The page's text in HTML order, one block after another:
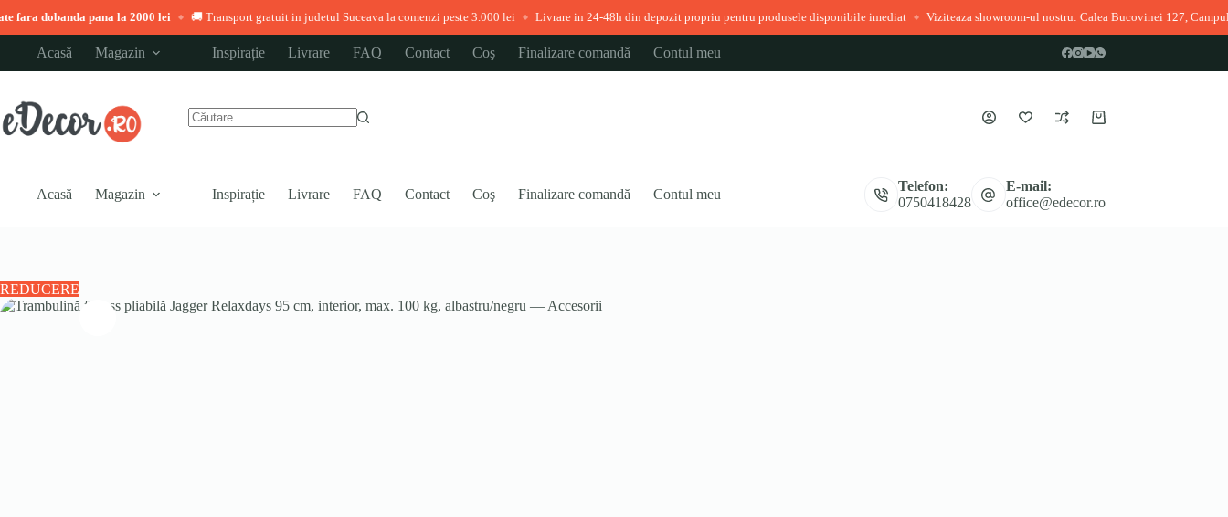
pana la 2000 lei ◆ 🚚 Transport gratuit in judetul Suceava la comenzi peste 3.000 lei ◆ Livrare in 24-48h din depozit propriu pentru produsele disponibile imediat ◆ Viziteaza showroom-ul nostru: Calea Bucovinei 127, Campulung
conținut
Acasă Magazin Inspirație Livrare FAQ Contact Coş Finalizare comandă Contul meu
Coș
Acasă Magazin Inspirație Livrare FAQ Contact Coş Finalizare comandă Contul meu
Telefon:
0750418428
E-mail:
office@edecor.ro
REDUCERE